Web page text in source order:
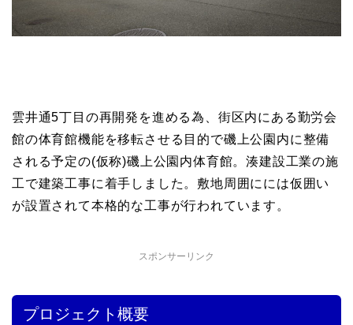
雲井通5丁目の再開発を進める為、街区内にある勤労会
館の体育館機能を移転させる目的で磯上公園内に整備
される予定の(仮称)磯上公園内体育館。湊建設工業の施
工で建築工事に着手しました。敷地周囲にには仮囲い
が設置されて本格的な工事が行われています。
スポンサーリンク
プロジェクト概要